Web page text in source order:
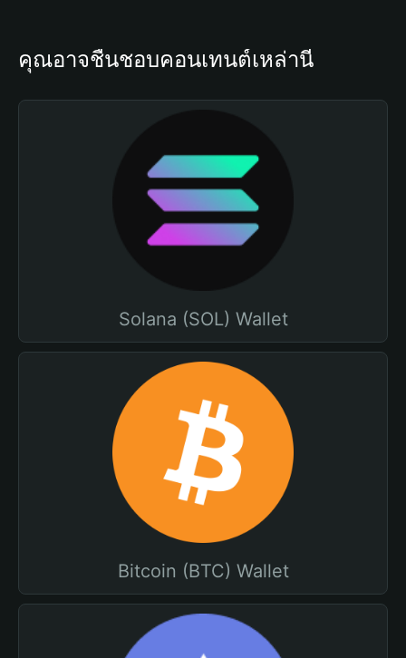
คุณอาจชื่นชอบคอนเทนต์เหล่านี้
Solana (SOL) Wallet
Bitcoin (BTC) Wallet